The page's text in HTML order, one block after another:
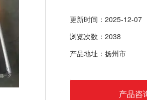
更新时间：2025-12-07
浏览次数：2038
产品地址：扬州市
产品咨